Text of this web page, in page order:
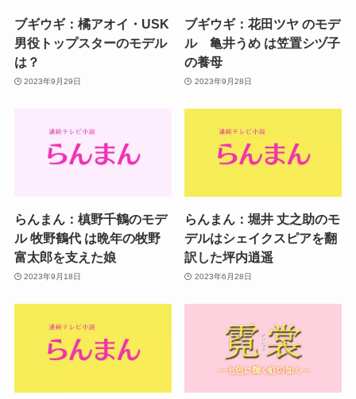
ブギウギ：橘アオイ・USK
男役トップスターのモデル
は？
2023年9月29日
ブギウギ：花田ツヤ のモデ
ル 亀井うめ は笠置シヅ子
の養母
2023年9月28日
らんまん：槙野千鶴のモデ
ル 牧野鶴代 は晩年の牧野
富太郎を支えた娘
2023年9月18日
らんまん：堀井 丈之助のモ
デルはシェイクスピアを翻
訳した坪内逍遥
2023年6月28日